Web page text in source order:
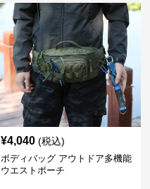
¥4,040 (税込)
ボディバッグ アウトドア多機能
ウエストポーチ